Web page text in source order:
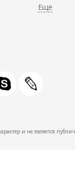
и не является